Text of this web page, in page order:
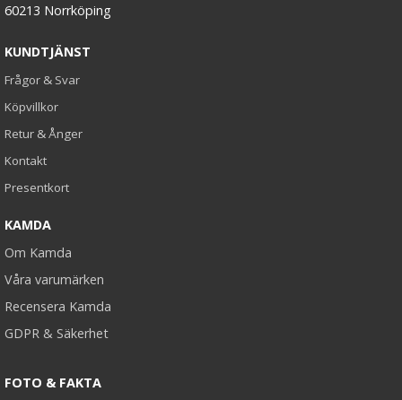
60213 Norrköping
KUNDTJÄNST
Frågor & Svar
Köpvillkor
Retur & Ånger
Kontakt
Presentkort
KAMDA
Om Kamda
Våra varumärken
Recensera Kamda
GDPR & Säkerhet
FOTO & FAKTA